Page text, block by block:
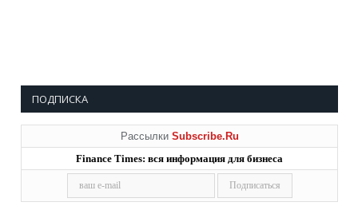
ПОДПИСКА
Рассылки Subscribe.Ru
Finance Times: вся информация для бизнеса